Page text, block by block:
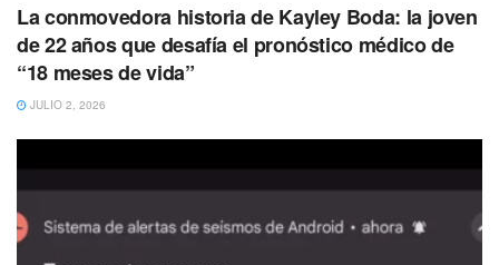
Luego del escándalo, María León emitió un mensaje
La conmovedora historia de Kayley Boda: la joven
de 22 años que desafía el pronóstico médico de
“18 meses de vida”
JULIO 2, 2026